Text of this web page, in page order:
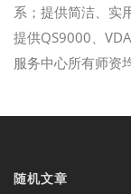
系；提供简洁、实
提供QS9000、
服务中心所有师资
随机文章